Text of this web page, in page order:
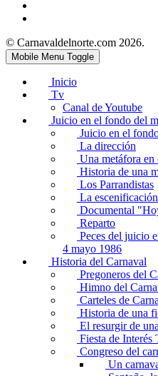
© Carnavaldelnorte.com 2026.
Mobile Menu Toggle
Inicio
Tv
Canal de Youtube
Juicio en el fondo del
Juicio en el
La dirección
Una metáfora en
Historia de una
Los Parrandistas
La escenificación
Documental
Reparto
Peces del juicio
4 mayo 1986
Historia del Carnaval
Pregoneros del
Himno del
Carteles de
Historia de una
El resurgir de
Fiesta de
Congreso del
Un